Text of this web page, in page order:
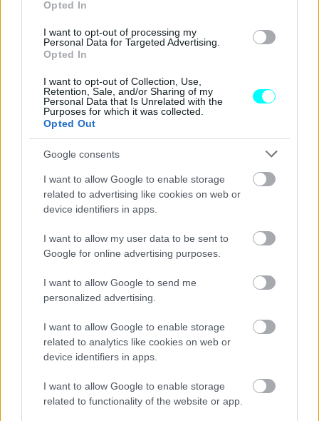
Opted In
I want to opt-out of processing my
Personal Data for Targeted Advertising.
Opted In
I want to opt-out of Collection, Use,
Retention, Sale, and/or Sharing of my
Personal Data that Is Unrelated with the
Purposes for which it was collected.
Opted Out
Google consents
I want to allow Google to enable storage
related to advertising like cookies on web or
device identifiers in apps.
I want to allow my user data to be sent to
Google for online advertising purposes.
I want to allow Google to send me
personalized advertising.
I want to allow Google to enable storage
related to analytics like cookies on web or
device identifiers in apps.
I want to allow Google to enable storage
related to functionality of the website or app.
Οδηγός έτρεχε με 210 χλμ./ώρα στην
Κηφισιά -Πώς τον έπιασε το ραντάρ της
Τροχαίας
ΣΤΕΛΙΟΣ ΚΩΤΣΙΟΠΟΥΛΟΣ
Μια πόλη 3,2 εκατ. κατοίκων έβγαλε τις
κάμερες ταχύτητες από τους δρόμους -Τι
ακολούθησε